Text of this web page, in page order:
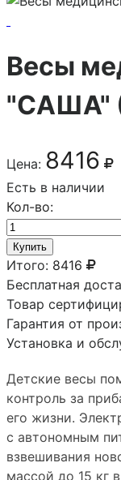
Весы
"САША"
Цена: 8416
Есть в наличии
Кол-во:
Купить
Итого: 8416
Бесплатная
Товар
Гарантия от
Установка и
Детские весы
контроль за
его жизни.
с автономным
взвешивания
массой до 15 кг